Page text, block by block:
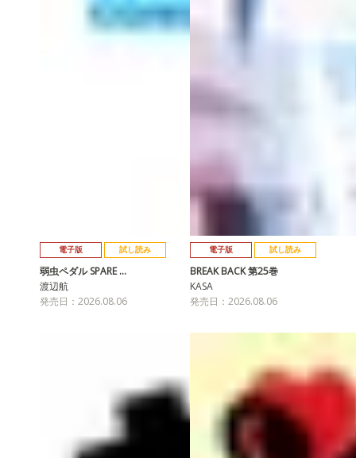
電子版 試し読み
弱虫ペダル SPARE …
渡辺航
発売日：2026.08.06
電子版 試し読み
BREAK BACK 第25巻
KASA
発売日：2026.08.06